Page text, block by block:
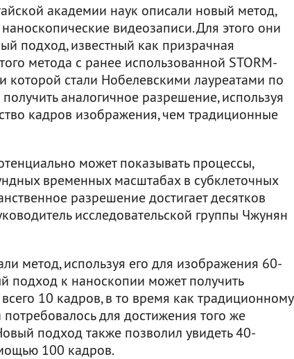
академии наук описали новый метод,
видеозаписи. Для этого они
подход, известный как призрачная
метода с ранее использованной STORM-
которой стали Нобелевскими лауреатами по
аналогичное разрешение, используя
кадров изображения, чем традиционные
может показывать процессы,
временных масштабах в субклеточных
разрешение достигает десятков
исследовательской группы Чжунян
метод, используя его для изображения 60-
подход к наноскопии может получить
10 кадров, в то время как традиционному
для достижения того же
подход также позволил увидеть 40-
100 кадров.